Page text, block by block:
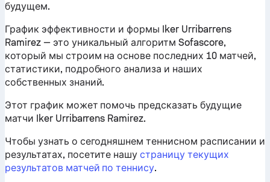
будущем.
График эффективности и формы Iker Urribarrens
Ramirez — это уникальный алгоритм Sofascore,
который мы строим на основе последних 10 матчей,
статистики, подробного анализа и наших
собственных знаний.
Этот график может помочь предсказать будущие
матчи Iker Urribarrens Ramirez.
Чтобы узнать о сегодняшнем теннисном расписании и
результатах, посетите нашустраницу текущих
результатов матчей по теннису.